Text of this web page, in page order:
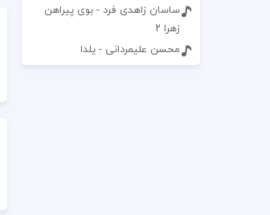
ساسان زاهدی فرد - بوی پیراهن
زهرا ۲
محسن علیمردانی - یلدا